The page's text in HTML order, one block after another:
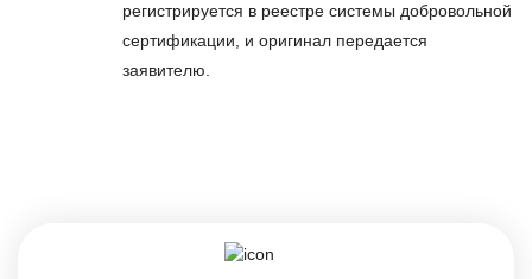
регистрируется в реестре системы добровольной
сертификации, и оригинал передается
заявителю.